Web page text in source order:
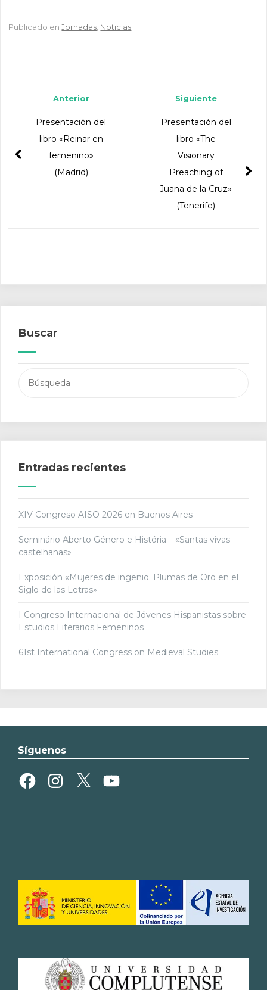
Publicado enJornadas Noticias
Siguiente
Presentación del
libro «The
Visionary
Preaching of
Juana de la Cruz»
(Tenerife)
Anterior
Presentación del
libro «Reinar en
femenino»
(Madrid)
Buscar
Entradas recientes
XIV Congreso AISO 2026 en Buenos Aires
Seminário Aberto Género e História – «Santas vivas
castelhanas»
Exposición «Mujeres de ingenio. Plumas de Oro en el
Siglo de las Letras»
I Congreso Internacional de Jóvenes Hispanistas sobre
Estudios Literarios Femeninos
61st International Congress on Medieval Studies
Síguenos
FacebookInstagram
X YouTube